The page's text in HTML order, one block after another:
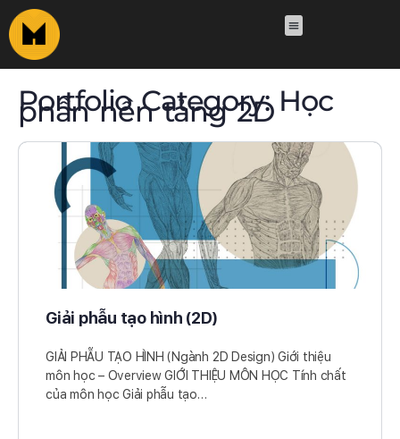
Portfolio Category: Học
phần nền tảng 2D
Giải phẫu tạo hình (2D)
GIẢI PHẪU TẠO HÌNH (Ngành 2D Design) Giới thiệu
môn học – Overview GIỚI THIỆU MÔN HỌC Tính chất
của môn học Giải phẫu tạo…